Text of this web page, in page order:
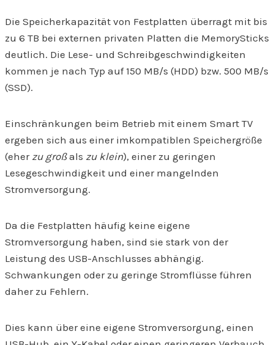
Die Speicherkapazität von Festplatten überragt mit bis
zu 6 TB bei externen privaten Platten die MemorySticks
deutlich. Die Lese- und Schreibgeschwindigkeiten
kommen je nach Typ auf 150 MB/s (HDD) bzw. 500 MB/s
(SSD).
Einschränkungen beim Betrieb mit einem Smart TV
ergeben sich aus einer imkompatiblen Speichergröße
(eher zu großals zu klein), einer zu geringen
Lesegeschwindigkeit und einer mangelnden
Stromversorgung.
Da die Festplatten häufig keine eigene
Stromversorgung haben, sind sie stark von der
Leistung des USB-Anschlusses abhängig.
Schwankungen oder zu geringe Stromflüsse führen
daher zu Fehlern.
Dies kann über eine eigene Stromversorgung, einen